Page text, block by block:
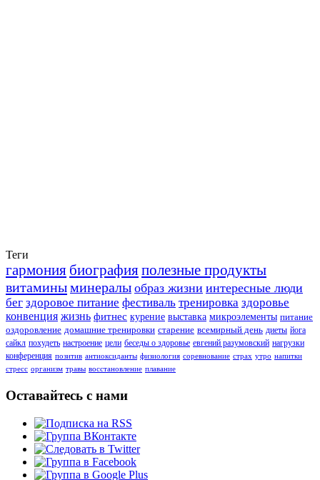
Теги
гармония биографияполезные продукты
витаминыминералы образ жизни интересные люди
бег здоровое питание фестиваль тренировка здоровье
конвенция жизнь фитнес курение выставка микроэлементы питание
оздоровление домашние тренировки старение всемирный день диеты йога
сайкл похудеть настроение цели беседы о здоровье евгений разумовский нагрузки
конференция позитив антиоксиданты физиология соревнование страх утро напитки
стресс организм травы восстановление плавание
Оставайтесь с нами